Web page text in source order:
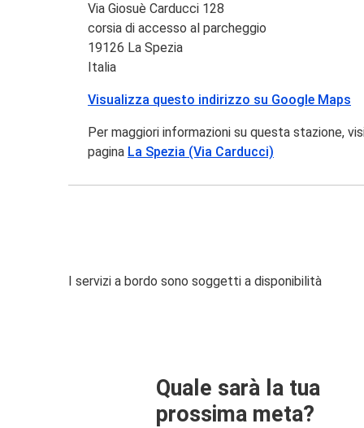
Via Giosuè Carducci 128
corsia di accesso al parcheggio
19126 La Spezia
Italia
Visualizza questo indirizzo su Google Maps
Per maggiori informazioni su questa stazione,
pagina La Spezia (Via Carducci)
I servizi a bordo sono soggetti a disponibilità
Quale sarà la tua
prossima meta?